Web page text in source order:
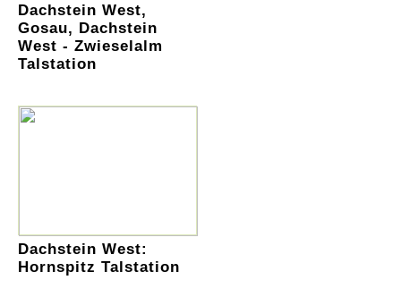
Dachstein West,
Gosau, Dachstein
West - Zwieselalm
Talstation
Dachstein West:
Hornspitz Talstation